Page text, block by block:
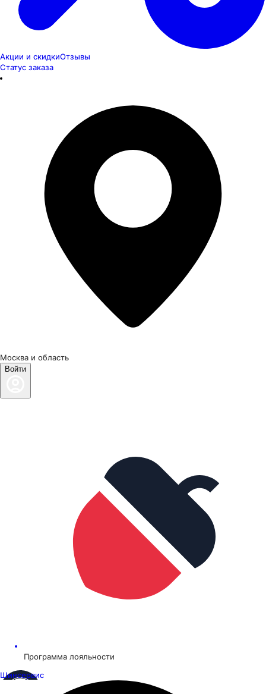
Акции и скидкиОтзывы
Статус заказа
Москва и область
Войти
Программа лояльности
Шинсервис